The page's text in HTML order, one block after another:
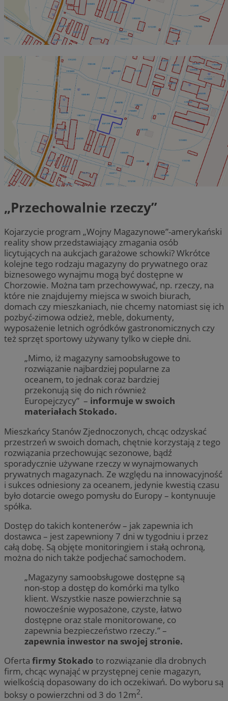
„Przechowalnie rzeczy”
Kojarzycie program „Wojny Magazynowe”-amerykański
reality show przedstawiający zmagania osób
licytujących na aukcjach garażowe schowki? Wkrótce
kolejne tego rodzaju magazyny do prywatnego oraz
biznesowego wynajmu mogą być dostępne w
Chorzowie. Można tam przechowywać, np. rzeczy, na
które nie znajdujemy miejsca w swoich biurach,
domach czy mieszkaniach, nie chcemy natomiast się ich
pozbyć-zimowa odzież, meble, dokumenty,
wyposażenie letnich ogródków gastronomicznych czy
też sprzęt sportowy używany tylko w ciepłe dni.
„Mimo, iż magazyny samoobsługowe to
rozwiązanie najbardziej popularne za
oceanem, to jednak coraz bardziej
przekonują się do nich również
Europejczycy” – informuje w swoich
materiałach Stokado.
Mieszkańcy Stanów Zjednoczonych, chcąc odzyskać
przestrzeń w swoich domach, chętnie korzystają z tego
rozwiązania przechowując sezonowe, bądź
sporadycznie używane rzeczy w wynajmowanych
prywatnych magazynach. Ze względu na innowacyjność
i sukces odniesiony za oceanem, jedynie kwestią czasu
było dotarcie owego pomysłu do Europy – kontynuuje
spółka.
Dostęp do takich kontenerów – jak zapewnia ich
dostawca – jest zapewniony 7 dni w tygodniu i przez
całą dobę. Są objęte monitoringiem i stałą ochroną,
można do nich także podjechać samochodem.
„Magazyny samoobsługowe dostępne są
non-stop a dostęp do komórki ma tylko
klient. Wszystkie nasze powierzchnie są
nowocześnie wyposażone, czyste, łatwo
dostępne oraz stale monitorowane, co
zapewnia bezpieczeństwo rzeczy.” –
zapewnia inwestor na swojej stronie.
Oferta firmy Stokado to rozwiązanie dla drobnych
firm, chcąc wynająć w przystępnej cenie magazyn,
wielkością dopasowany do ich oczekiwań. Do wyboru są
boksy o powierzchni od 3 do 12m2.